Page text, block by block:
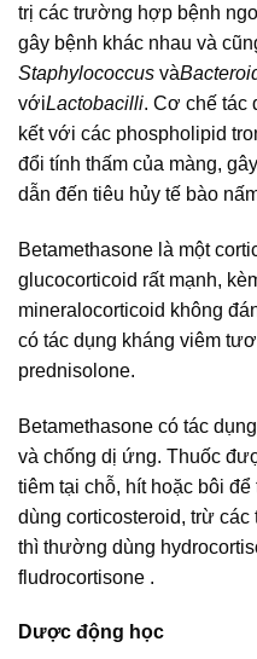
trị các trường hợp bệnh
gây bệnh khác nhau và
Staphylococcus và
vớiLactobacilli. Cơ chế tác
kết với các phospholipid
đổi tính thấm của màng,
dẫn đến tiêu hủy tế bào
Betamethasone là một
glucocorticoid rất mạnh,
mineralocorticoid không
có tác dụng kháng viêm
prednisolone.
Betamethasone có tác
và chống dị ứng. Thuốc
tiêm tại chỗ, hít hoặc bôi
dùng corticosteroid, trừ
thì thường dùng
fludrocortisone .
Dược động học